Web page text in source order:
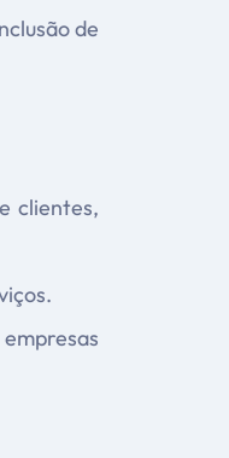
de
clientes,